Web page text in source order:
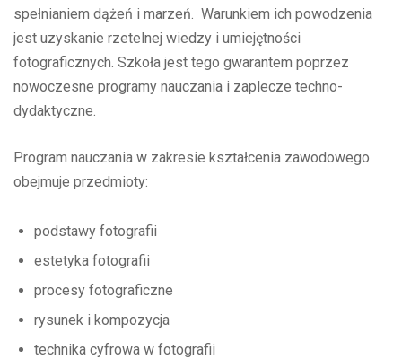
spełnianiem dążeń i marzeń. Warunkiem ich powodzenia
jest uzyskanie rzetelnej wiedzy i umiejętności
fotograficznych. Szkoła jest tego gwarantem poprzez
nowoczesne programy nauczania i zaplecze techno-
dydaktyczne.
Program nauczania w zakresie kształcenia zawodowego
obejmuje przedmioty:
podstawy fotografii
estetyka fotografii
procesy fotograficzne
rysunek i kompozycja
technika cyfrowa w fotografii